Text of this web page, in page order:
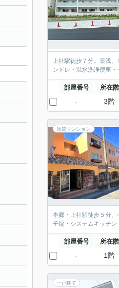
上社駅徒歩７分。築浅
ンドレ・温水洗浄便座・
部屋番号 所在階
- 3階
賃貸マンション
本郷・上社駅徒歩５分
子錠・システムキッチン
部屋番号 所在階
- 1階
一戸建て